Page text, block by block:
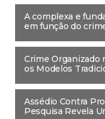
A complexa e
em função do
Crime Organizado
os Modelos
Assédio Contra
Pesquisa Revela